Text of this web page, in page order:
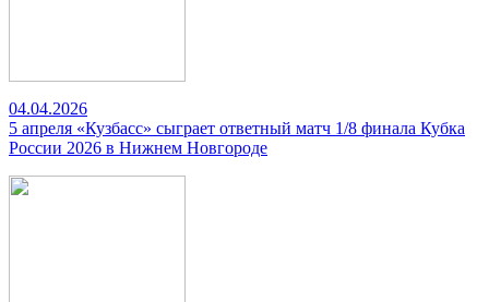
04.04.2026
5 апреля «Кузбасс» сыграет ответный матч 1/8 финала Кубка
России 2026 в Нижнем Новгороде